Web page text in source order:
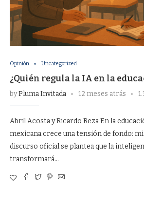
Opinión Uncategorized
¿Quién regula la IA en la
byPluma Invitada 12 meses atrás
Abril Acosta y Ricardo Reza En la
mexicana crece una tensión de fondo:
discurso oficial se plantea que la
transformará…